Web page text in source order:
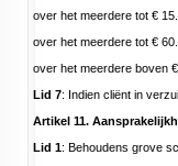
over het meerdere tot €
over het meerdere tot €
over het meerdere boven
Lid 7: Indien cliënt in
Artikel 11.
Lid 1: Behoudens grove